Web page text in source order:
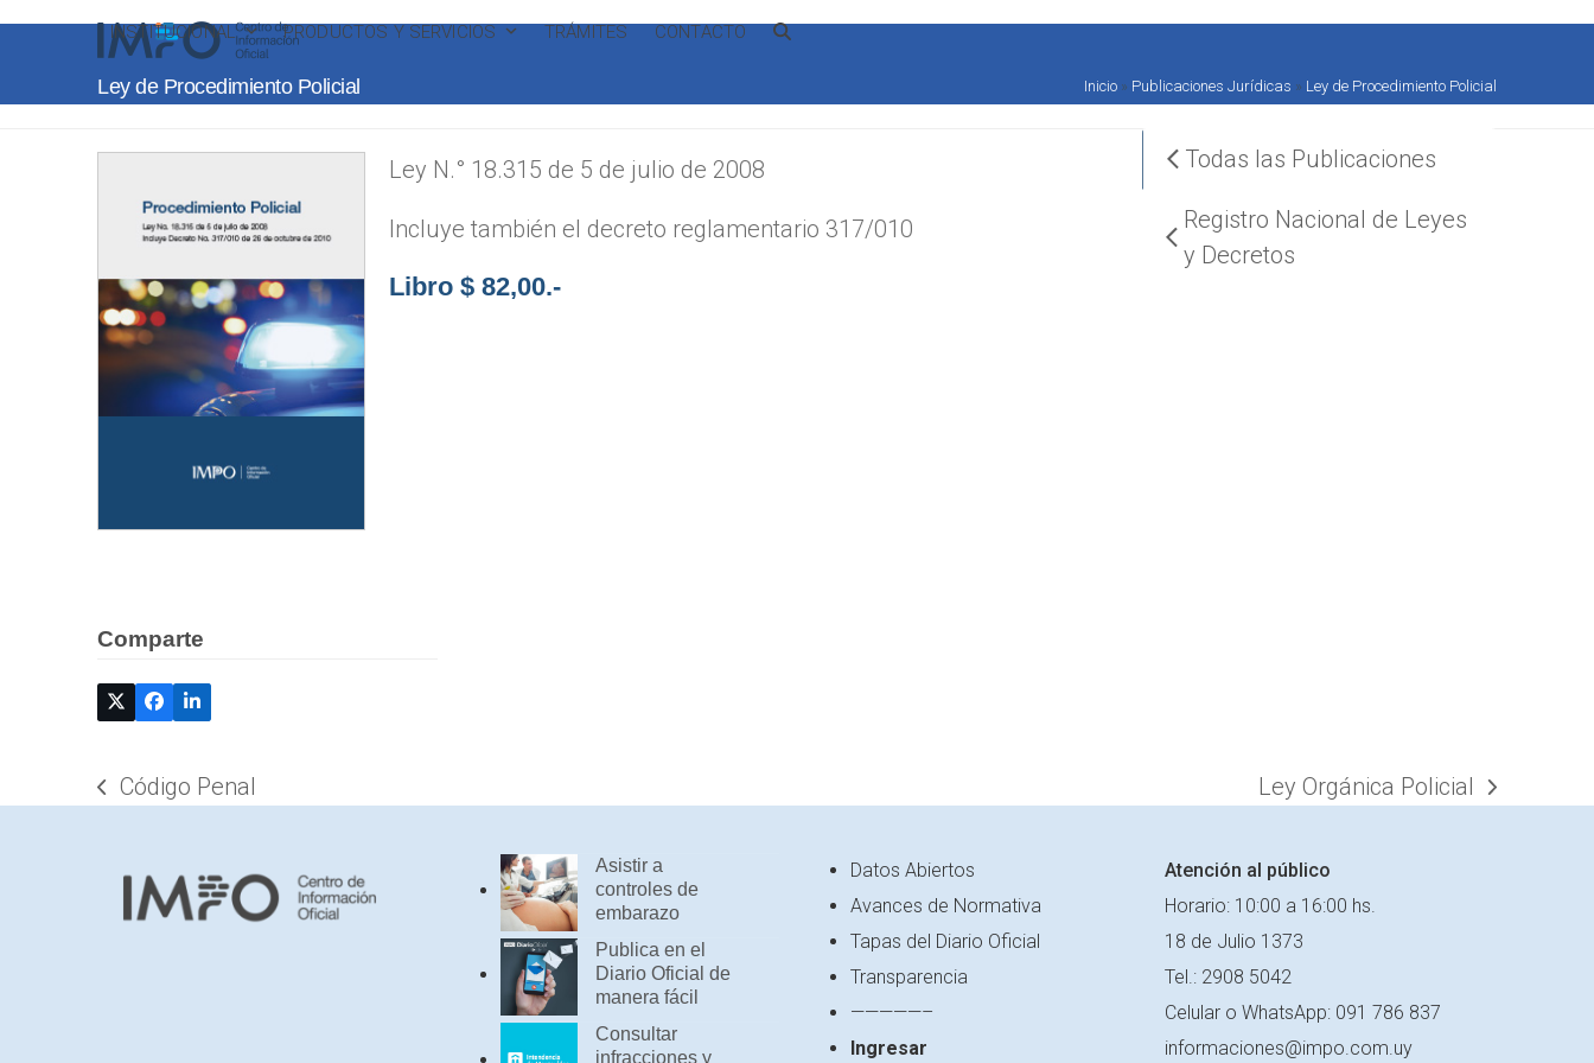
Skip
INSTITUCIONAL PRODUCTOS Y SERVICIOS TRÁMITES CONTACTO
Ley de Procedimiento Policial Inicio » Publicaciones Jurídicas » Ley de Procedimiento Policial
Ley N.° 18.315 de 5 de julio de 2008
Incluye también el decreto reglamentario 317/010
Libro $ 82,00.-
Comparte
Todas las Publicaciones
Registro Nacional de Leyes
y Decretos
previous
Código Penal
next
Ley Orgánica Policial
Asistir a
controles de
embarazo
Publica en el
Diario Oficial de
manera fácil
Consultar
infracciones y
Datos Abiertos
Avances de Normativa
Tapas del Diario Oficial
Transparencia
—————–
Ingresar
Atención al público
Horario: 10:00 a 16:00 hs.
18 de Julio 1373
Tel.: 2908 5042
Celular o WhatsApp: 091 786 837
informaciones@impo.com.uy